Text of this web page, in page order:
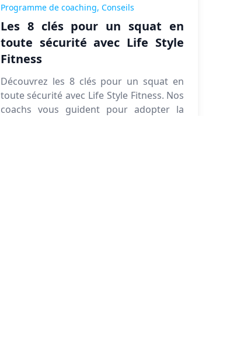
Programme de coaching, Conseils
Les 8 clés pour un squat en
toute sécurité avec Life Style
Fitness
Découvrez les 8 clés pour un squat en
toute sécurité avec Life Style Fitness. Nos
coachs vous guident pour adopter la